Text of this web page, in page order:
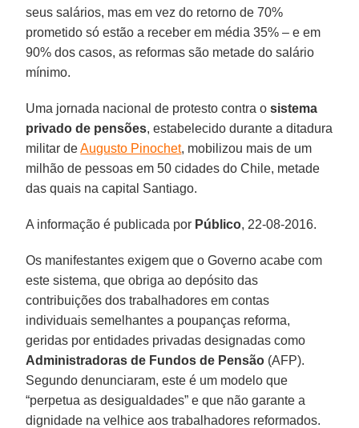
seus salários, mas em vez do retorno de 70%
prometido só estão a receber em média 35% – e em
90% dos casos, as reformas são metade do salário
mínimo.
Uma jornada nacional de protesto contra osistema
privado de pensões, estabelecido durante a ditadura
militar deAugusto Pinochet, mobilizou mais de um
milhão de pessoas em 50 cidades do Chile, metade
das quais na capital Santiago.
A informação é publicada por Público, 22-08-2016.
Os manifestantes exigem que o Governo acabe com
este sistema, que obriga ao depósito das
contribuições dos trabalhadores em contas
individuais semelhantes a poupanças reforma,
geridas por entidades privadas designadas como
Administradoras de Fundos de Pensão (AFP).
Segundo denunciaram, este é um modelo que
“perpetua as desigualdades” e que não garante a
dignidade na velhice aos trabalhadores reformados.